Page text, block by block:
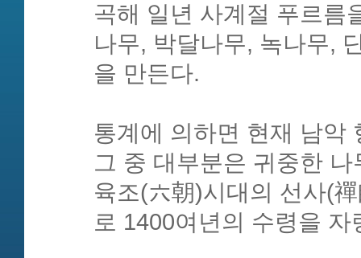
곡해 일년 사계절 푸르름
나무, 박달나무, 녹나무,
을 만든다.
통계에 의하면 현재 남악
그 중 대부분은 귀중한
육조(六朝)시대의 선사(
로 1400여년의 수령을 자